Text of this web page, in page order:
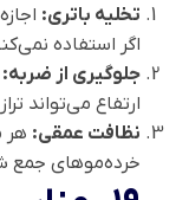
تخلیه باتری:
اگر استفاده
جلوگیری از ضربه:
ارتفاع می‌تواند
نظافت عمقی: هر
خرده‌موهای جمع